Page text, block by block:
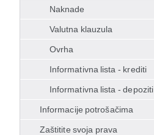
Naknade
Valutna klauzula
Ovrha
Informativna lista - krediti
Informativna lista - depoziti
Informacije potrošačima
Zaštitite svoja prava